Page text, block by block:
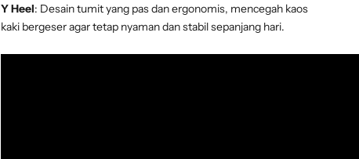
Y Heel: Desain tumit yang pas dan ergonomis, mencegah kaos
kaki bergeser agar tetap nyaman dan stabil sepanjang hari.